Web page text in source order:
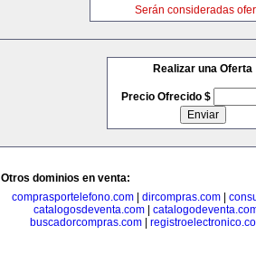
Serán consideradas
Realizar una Oferta
Precio Ofrecido $
Otros dominios en venta:
comprasportelefono.com
dircompras.com
catalogosdeventa.com
buscadorcompras.com